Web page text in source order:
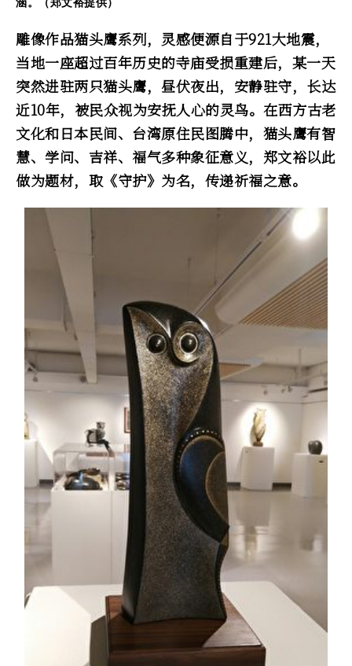
涵。（郑文裕提供）
雕像作品猫头鹰系列，灵感便源自于921大地震，
当地一座超过百年历史的寺庙受损重建后，某一天
突然进驻两只猫头鹰，昼伏夜出，安静驻守，长达
近10年，被民众视为安抚人心的灵鸟。在西方古老
文化和日本民间、台湾原住民图腾中，猫头鹰有智
慧、学问、吉祥、福气多种象征意义，郑文裕以此
做为题材，取《守护》为名，传递祈福之意。